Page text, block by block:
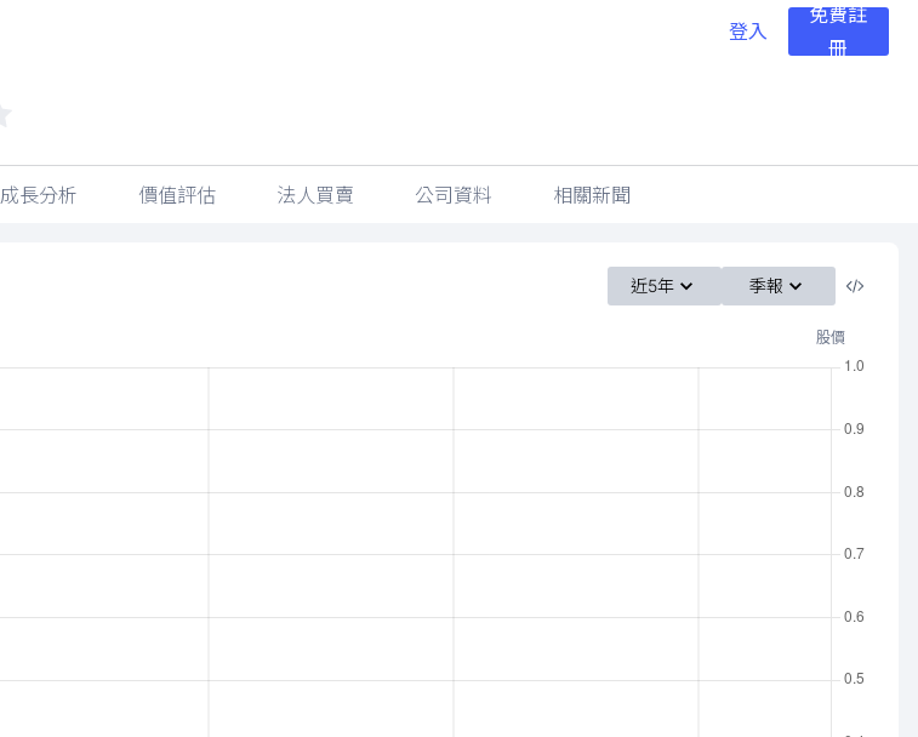
登入
免費註
冊
成長分析 價值評估 法人買賣 公司資料 相關新聞
近5年 季報